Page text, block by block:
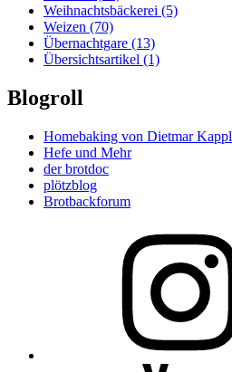
Weihnachtsbäckerei (5)
Weizen (70)
Übernachtgare (13)
Übersichtsartikel (1)
Blogroll
Homebaking von Dietmar Kappl
Hefe und Mehr
der brotdoc
plötzblog
Brotbackforum